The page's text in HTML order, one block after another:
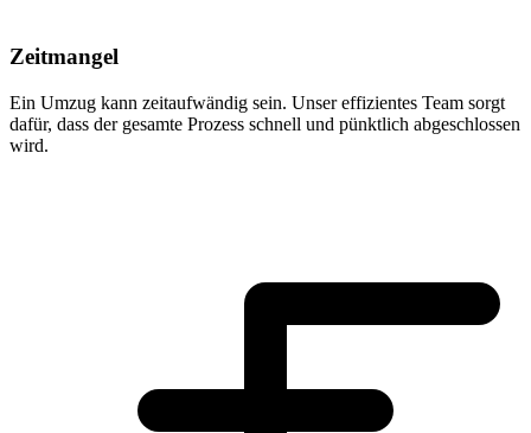
Zeitmangel
Ein Umzug kann zeitaufwändig sein. Unser effizientes Team sorgt
dafür, dass der gesamte Prozess schnell und pünktlich abgeschlossen
wird.